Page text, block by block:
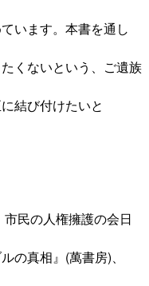
います。本書を通し
くないという、ご遺族
結び付けたいと
民の人権擁護の会日
の真相』(萬書房)、